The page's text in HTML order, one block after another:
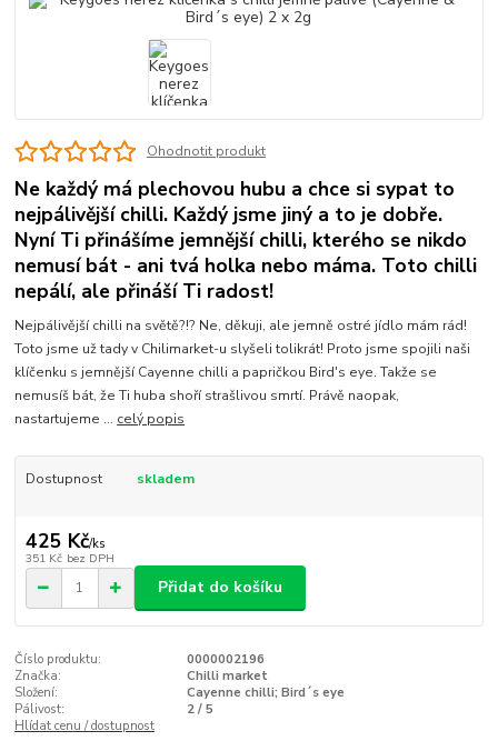
Ohodnotit produkt
Ne každý má plechovou hubu a chce si sypat to
nejpálivější chilli. Každý jsme jiný a to je dobře.
Nyní Ti přinášíme jemnější chilli, kterého se nikdo
nemusí bát - ani tvá holka nebo máma. Toto chilli
nepálí, ale přináší Ti radost!
Nejpálivější chilli na světě?!? Ne, děkuji, ale jemně ostré jídlo mám rád!
Toto jsme už tady v Chilimarket-u slyšeli tolikrát! Proto jsme spojili naši
klíčenku s jemnější Cayenne chilli a papričkou Bird's eye. Takže se
nemusíš bát, že Ti huba shoří strašlivou smrtí. Právě naopak,
nastartujeme ... celý popis
Dostupnost skladem
425 Kč/ks
351 Kč bez DPH
Přidat do košíku
Číslo produktu:
0000002196
Značka:
Chilli market
Složení:
Cayenne chilli; Bird´s eye
Pálivost:
2 / 5
Hlídat cenu / dostupnost